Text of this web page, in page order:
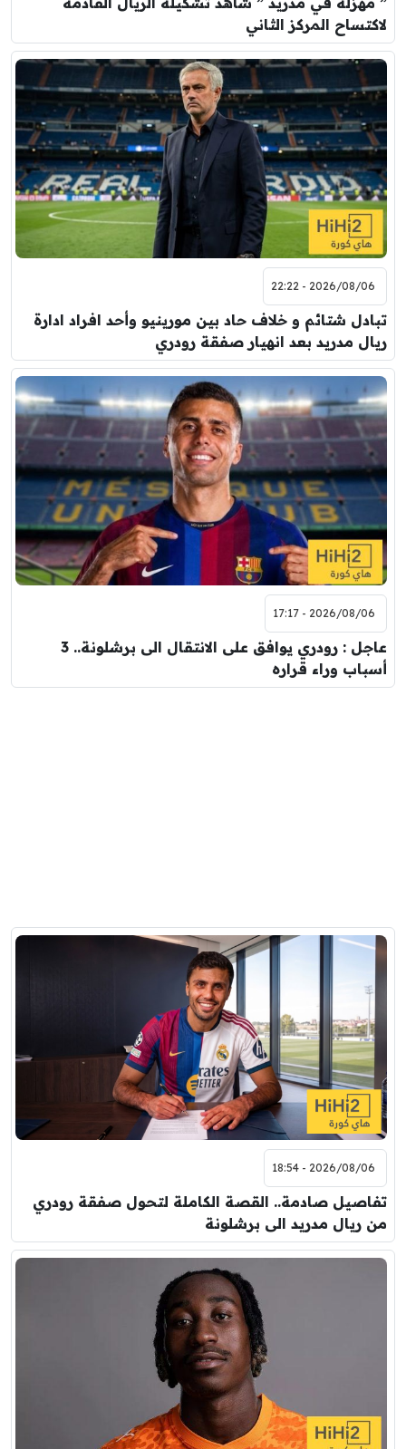
لاكتساح المركز الثاني
2026/08/06 - 22:22
تبادل شتائم و خلاف حاد بين مورينيو وأحد افراد ادارة
ريال مدريد بعد انهيار صفقة رودري
2026/08/06 - 17:17
عاجل : رودري يوافق على الانتقال الى برشلونة.. 3
أسباب وراء قراره
2026/08/06 - 18:54
تفاصيل صادمة.. القصة الكاملة لتحول صفقة رودري
من ريال مدريد الى برشلونة